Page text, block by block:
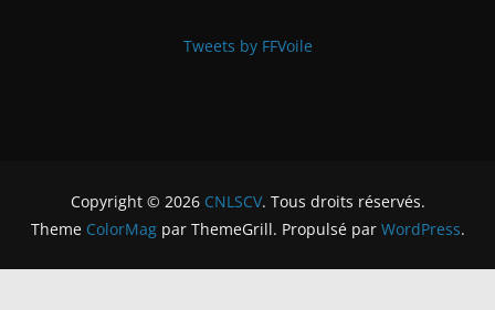
Tweets by FFVoile
Copyright © 2026 CNLSCV. Tous droits réservés.
Theme ColorMagpar ThemeGrill. Propulsé par WordPress.